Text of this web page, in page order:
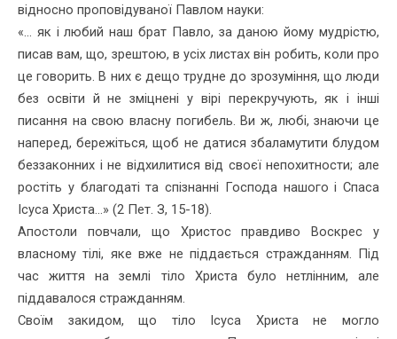
відносно проповідуваної Павлом науки:
«... як і любий наш брат Павло, за даною йому мудрістю,
писав вам, що, зрештою, в усіх листах він робить, коли про
це говорить. В них є дещо трудне до зрозуміння, що люди
без освіти й не зміцнені у вірі перекручують, як і інші
писання на свою власну погибель. Ви ж, любі, знаючи це
наперед, бережіться, щоб не датися збаламути­ти блудом
беззаконних і не відхилитися від своєї непохитности; але
ростіть у благодаті та спізнанні Господа нашого і Спаса
Ісуса Христа...» (2 Пет. З, 15-18).
Апостоли повчали, що Христос правдиво Воскрес у
власному тілі, яке вже не піддається стражданням. Під
час життя на землі тіло Христа було нетлінним, але
піддавалося стражданням.
Своїм закидом, що тіло Ісуса Христа не могло